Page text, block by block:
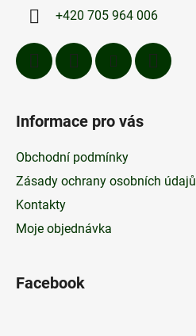
+420 705 964 006
Informace pro vás
Obchodní podmínky
Zásady ochrany osobních údajů
Kontakty
Moje objednávka
Facebook